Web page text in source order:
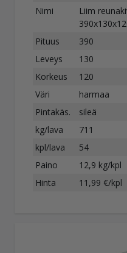
Nimi
Liim
Pituus
390
Leveys
130
Korkeus
120
Väri
harmaa
Pintakäs.
sileä
kg/lava
711
kpl/lava
54
Paino
12,9 kg/kpl
Hinta
11,99 €/kpl